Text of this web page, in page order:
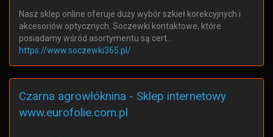
Nasz sklep online oferuje duży wybór szkieł korekcyjnych i
akcesoriów optycznych. Soczewki kontaktowe, które
posiadamy wśród asortymentu są cert…
https://www.soczewki365.pl/
Czarna agrowłóknina - Sklep internetowy
www.eurofolie.com.pl